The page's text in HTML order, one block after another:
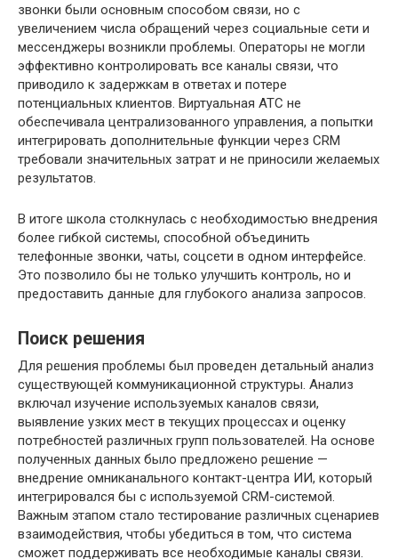
звонки были основным способом связи, но с
увеличением числа обращений через социальные сети и
мессенджеры возникли проблемы. Операторы не могли
эффективно контролировать все каналы связи, что
приводило к задержкам в ответах и потере
потенциальных клиентов. Виртуальная АТС не
обеспечивала централизованного управления, а попытки
интегрировать дополнительные функции через CRM
требовали значительных затрат и не приносили желаемых
результатов.
В итоге школа столкнулась с необходимостью внедрения
более гибкой системы, способной объединить
телефонные звонки, чаты, соцсети в одном интерфейсе.
Это позволило бы не только улучшить контроль, но и
предоставить данные для глубокого анализа запросов.
Поиск решения
Для решения проблемы был проведен детальный анализ
существующей коммуникационной структуры. Анализ
включал изучение используемых каналов связи,
выявление узких мест в текущих процессах и оценку
потребностей различных групп пользователей. На основе
полученных данных было предложено решение —
внедрение омниканального контакт-центра ИИ, который
интегрировался бы с используемой CRM-cистемой.
Важным этапом стало тестирование различных сценариев
взаимодействия, чтобы убедиться в том, что система
сможет поддерживать все необходимые каналы связи.